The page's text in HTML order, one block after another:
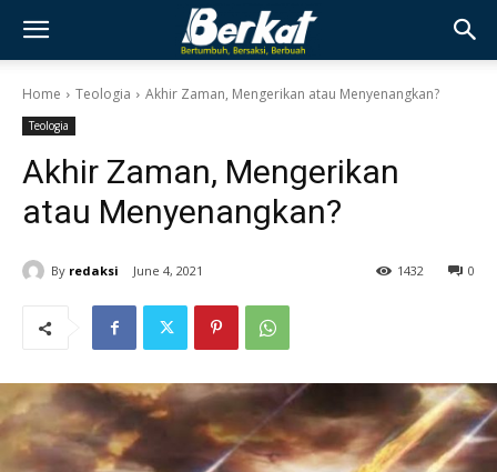
Home Teologia Akhir Zaman, Mengerikan atau Menyenangkan?
Teologia
Akhir Zaman, Mengerikan
atau Menyenangkan?
By redaksi June 4, 2021 0
1432